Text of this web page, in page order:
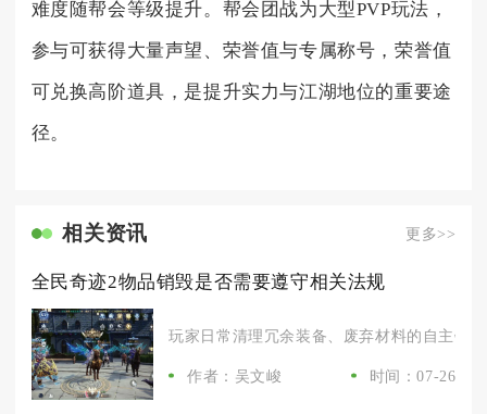
难度随帮会等级提升。帮会团战为大型PVP玩法，
参与可获得大量声望、荣誉值与专属称号，荣誉值
可兑换高阶道具，是提升实力与江湖地位的重要途
径。
相关资讯 更多>>
全民奇迹2物品销毁是否需要遵守相关法规
玩家日常清理冗余装备、废弃材料的自主销
作者：吴文峻 时间：07-26